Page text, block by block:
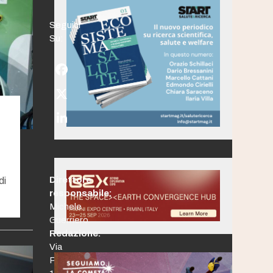
Seguici
Su:
Facebook
Twitter
(deprecated)
LinkedIn
Direttore
responsabile:
Michele
Guerriero
Redazione:
Via
Po,